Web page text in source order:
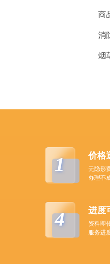
商
消
烟
1 价格
无隐形
办理不
4 进度
资料即
服务进